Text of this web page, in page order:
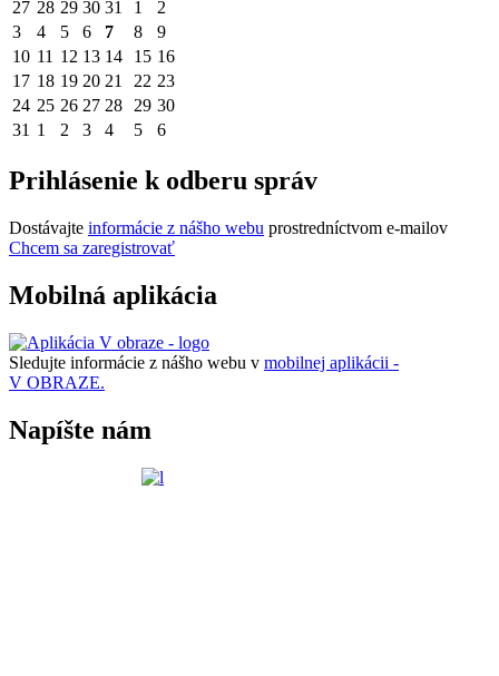
27 28 29 30 31 1
2
3
4 5 6 7 8
9
10 11 12 13 14 15 16
17 18 19 20 21 22 23
24 25 26 27 28 29 30
31 1 2 3 4 5 6
Prihlásenie k odberu správ
Dostávajte informácie z nášho webu prostredníctvom e-mailov
Chcem sa zaregistrovať
Mobilná aplikácia
Sledujte informácie z nášho webu v mobilnej aplikácii -
V OBRAZE.
Napíšte nám